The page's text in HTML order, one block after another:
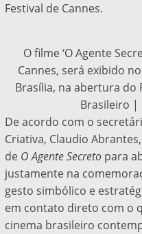
Festival de Cannes.
O filme ‘O Agente
Cannes, será exibido
Brasília, na abertura do
Brasileiro |
De acordo com o
Criativa, Claudio
de O Agente Secreto para
justamente na
gesto simbólico e
em contato direto com o
cinema brasileiro